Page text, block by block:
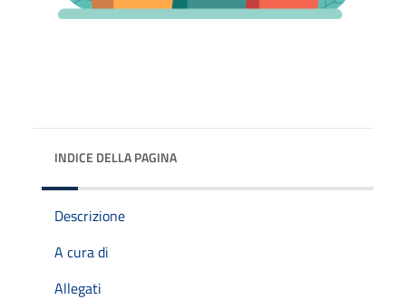
INDICE DELLA PAGINA
Descrizione
A cura di
Allegati